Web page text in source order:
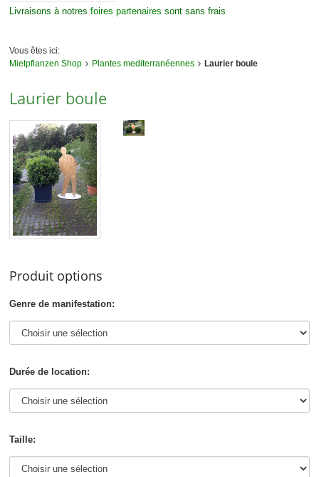
Livraisons à notresfoires partenaires sont sans frais
Vous êtes ici:
Mietpflanzen Shop
Plantes mediterranéennes Laurier boule
Laurier boule
Produit options
Genre de manifestation:
Durée de location:
Taille: